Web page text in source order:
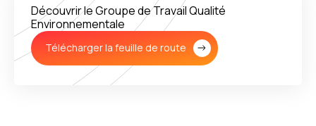
Découvrir le Groupe de Travail Qualité
Environnementale
Télécharger la feuille de route